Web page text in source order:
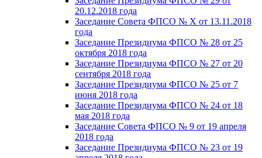
20.12.2018 года
Заседание Совета ФПСО № X от 13.11.2018
года
Заседание Президиума ФПСО № 28 от 25
октября 2018 года
Заседание Президиума ФПСО № 27 от 20
сентября 2018 года
Заседание Президиума ФПСО № 25 от 7
июня 2018 года
Заседание Президиума ФПСО № 24 от 18
мая 2018 года
Заседание Совета ФПСО № 9 от 19 апреля
2018 года
Заседание Президиума ФПСО № 23 от 19